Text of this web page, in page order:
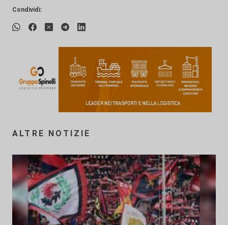
Condividi:
ALTRE NOTIZIE